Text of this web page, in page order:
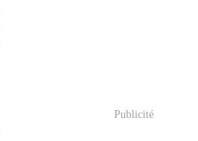
Publicité